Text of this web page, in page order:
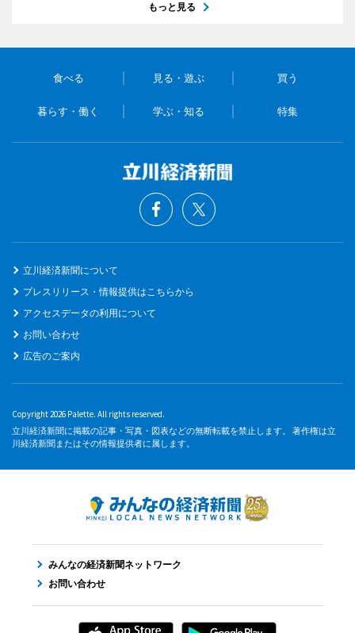
もっと見る
食べる 見る・遊ぶ 買う
暮らす・働く 学ぶ・知る 特集
立川経済新聞について
プレスリリース・情報提供はこちらから
アクセスデータの利用について
お問い合わせ
広告のご案内
Copyright 2026 Palette. All rights reserved.
立川経済新聞に掲載の記事・写真・図表などの無断転載を禁止します。 著作権は立
川経済新聞またはその情報提供者に属します。
みんなの経済新聞ネットワーク
お問い合わせ